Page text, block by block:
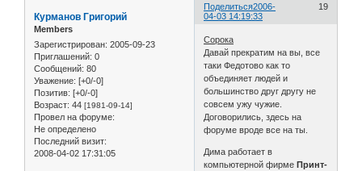
Поделиться 19
2006-
04-03 14:19:33
Курманов Григорий
Members
Зарегистрирован: 2005-09-23
Приглашений: 0
Сообщений: 80
Уважение: [+0/-0]
Позитив: [+0/-0]
Возраст: 44 [1981-09-14]
Провел на форуме:
Не определено
Последний визит:
2008-04-02 17:31:05
Сорока
Давай прекратим на вы, все
таки Федотово как то
объединяет людей и
большинство друг другу не
совсем ужу чужие.
Договорились, здесь на
форуме вроде все на ты.
Дима работает в
компьютерной фирме Принт-